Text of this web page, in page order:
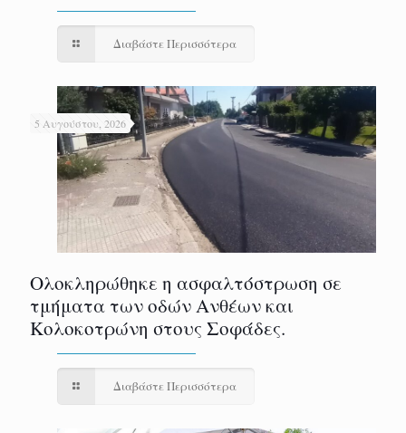
Διαβάστε Περισσότερα
5 Αυγούστου, 2026
Ολοκληρώθηκε η ασφαλτόστρωση σε
τμήματα των οδών Ανθέων και
Κολοκοτρώνη στους Σοφάδες.
Διαβάστε Περισσότερα